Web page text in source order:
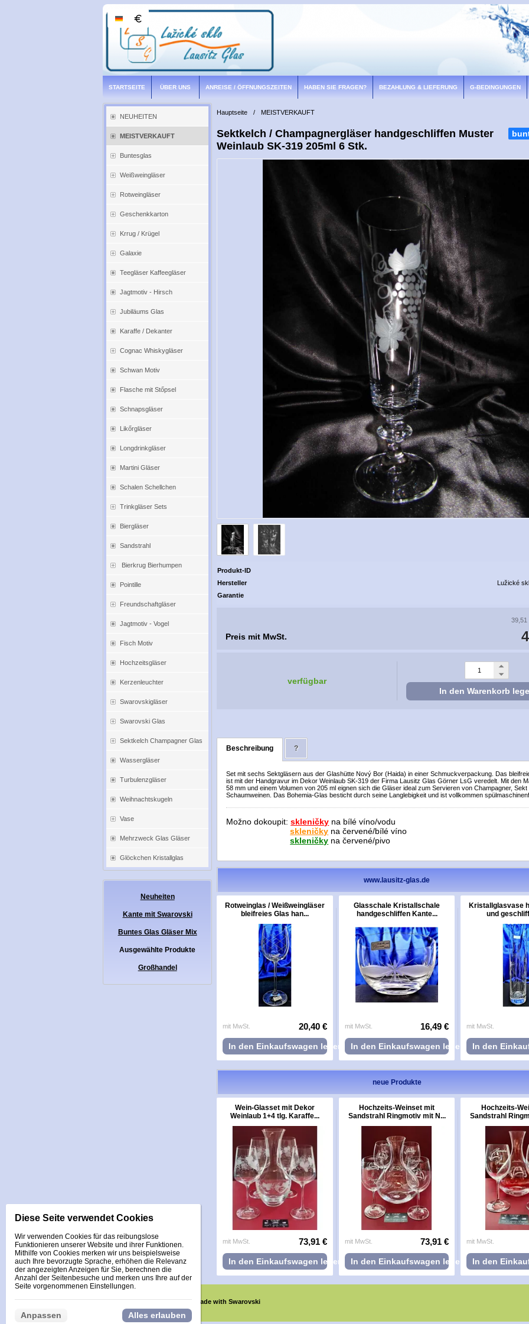
STARTSEITE ÜBER UNS ANREISE / ÖFFNUNGSZEITEN HABEN SIE FRAGEN? BEZAHLUNG & LIEFERUNG G-BEDINGUNGEN
NEUHEITEN
MEISTVERKAUFT
Buntesglas
Weißweingläser
Rotweingläser
Geschenkkarton
Krrug / Krügel
Galaxie
Teegläser Kaffeegläser
Jagtmotiv - Hirsch
Jubiläums Glas
Karaffe / Dekanter
Cognac Whiskygläser
Schwan Motiv
Flasche mit Stőpsel
Schnapsgläser
Likőrgläser
Longdrinkgläser
Martini Gläser
Schalen Schellchen
Trinkgläser Sets
Biergläser
Sandstrahl
Bierkrug Bierhumpen
Pointille
Freundschaftgläser
Jagtmotiv - Vogel
Fisch Motiv
Hochzeitsgläser
Kerzenleuchter
Swarovskigläser
Swarovski Glas
Sektkelch Champagner Glas
Wassergläser
Turbulenzgläser
Weihnachtskugeln
Vase
Mehrzweck Glas Gläser
Glöckchen Kristallglas
Neuheiten
Kante mit Swarovski
Buntes Glas Gläser Mix
Ausgewählte Produkte
Großhandel
Hauptseite / MEISTVERKAUFT
Sektkelch / Champagnergläser handgeschliffen Muster
Weinlaub SK-319 205ml 6 Stk.
Produkt-ID
Hersteller
Lužické
Garantie
39,51
Preis mit MwSt.
verfügbar
In den Warenkorb
Beschreibung ?
Set mit sechs Sektgläsern aus der Glashütte Nový Bor (Haida) in einer Schmuckverpackung. Das
ist mit der Handgravur im Dekor Weinlaub SK-319 der Firma Lausitz Glas Görner LsG veredelt. Mit den
58 mm und einem Volumen von 205 ml eignen sich die Gläser ideal zum Servieren von Champagner, Sekt
Schaumweinen. Das Bohemia-Glas besticht durch seine Langlebigkeit und ist vollkommen
Možno dokoupit:skleničky na bílé víno/vodu
skleničky na červené/bílé víno
skleničky na červené/pivo
www.lausitz-glas.de
Rotweinglas / Weißweingläser
bleifreies Glas han...
mit MwSt. 20,40 €
In den Einkaufswagen legen
Glasschale Kristallschale
handgeschliffen Kante...
mit MwSt. 16,49 €
In den Einkaufswagen legen
Kristallglasvase
und
mit MwSt.
In den
neue Produkte
Wein-Glasset mit Dekor
Weinlaub 1+4 tlg. Karaffe...
mit MwSt. 73,91 €
In den Einkaufswagen legen
Hochzeits-Weinset mit
Sandstrahl Ringmotiv mit N...
mit MwSt. 73,91 €
In den Einkaufswagen legen
Hochzeits-
Sandstrahl
mit MwSt.
In den
Glas veredelt mit Steinen Made with Swarovski
Diese Seite verwendet Cookies
Wir verwenden Cookies für das reibungslose
Funktionieren unserer Website und ihrer Funktionen.
Mithilfe von Cookies merken wir uns beispielsweise
auch Ihre bevorzugte Sprache, erhöhen die Relevanz
der angezeigten Anzeigen für Sie, berechnen die
Anzahl der Seitenbesuche und merken uns Ihre auf der
Seite vorgenommenen Einstellungen.
Anpassen Alles erlauben